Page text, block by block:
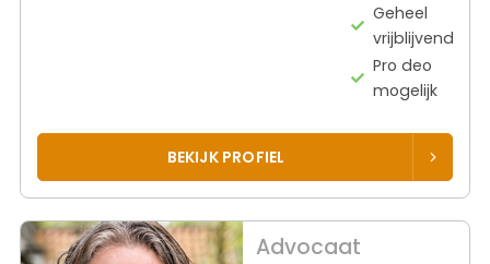
Geheel
vrijblijvend
Pro deo
mogelijk
BEKIJK PROFIEL
Advocaat